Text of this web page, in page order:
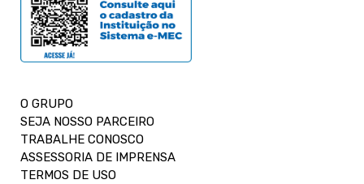
O GRUPO
SEJA NOSSO PARCEIRO
TRABALHE CONOSCO
ASSESSORIA DE IMPRENSA
TERMOS DE USO